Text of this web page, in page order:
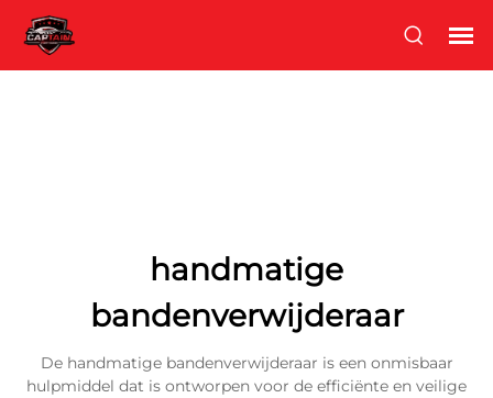
handmatige
bandenverwijderaar
De handmatige bandenverwijderaar is een onmisbaar
hulpmiddel dat is ontworpen voor de efficiënte en veilige